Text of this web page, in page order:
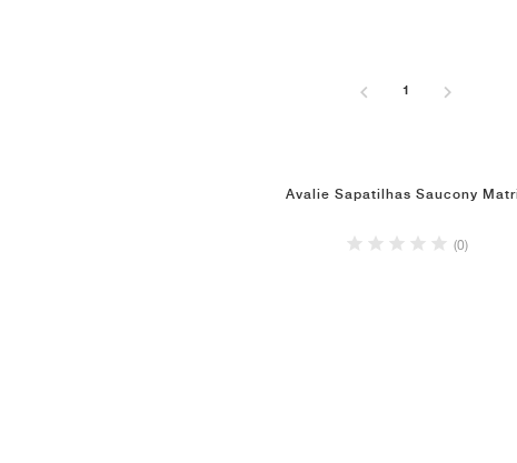
1
Avalie Sapatilhas Saucony
(0)